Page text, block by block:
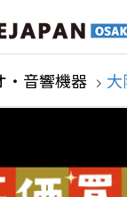
・音響機器